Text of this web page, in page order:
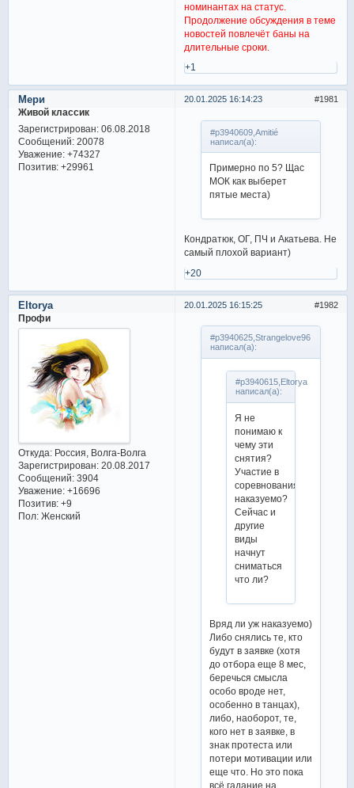
номинантах на статус.
Продолжение обсуждения в теме
новостей повлечёт баны на
длительные сроки.
+1
1981
20.01.2025 16:14:23
Мери
Живой классик
Зарегистрирован: 06.08.2018
Сообщений:20078
Уважение: +74327
Позитив: +29961
#p3940609,Amitié
написал(а):
Примерно по 5? Щас
МОК как выберет
пятые места)
Кондратюк, ОГ, ПЧ и Акатьева. Не
самый плохой вариант)
+20
1982
20.01.2025 16:15:25
Eltorya
Профи
Откуда:Россия, Волга-Волга
Зарегистрирован: 20.08.2017
Сообщений:3904
Уважение: +16696
Позитив: +9
Пол:Женский
#p3940625,Strangelove96
написал(а):
#p3940615,Eltorya
написал(а):
Я не
понимаю к
чему эти
снятия?
Участие в
соревнованиях
наказуемо?
Сейчас и
другие
виды
начнут
сниматься
что ли?
Вряд ли уж наказуемо)
Либо снялись те, кто
будут в заявке (хотя
до отбора еще 8 мес,
беречься смысла
особо вроде нет,
особенно в танцах),
либо, наоборот, те,
кого нет в заявке, в
знак протеста или
потери мотивации или
еще что. Но это пока
всё гадание на